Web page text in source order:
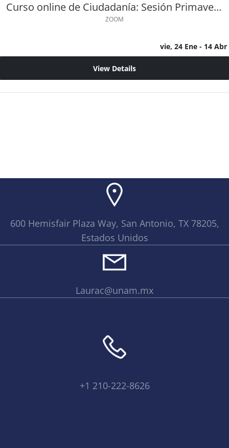
Curso online de Ciudadanía: Sesión Primavera 2025
ZOOM
vie, 24 Ene - 14 Abr
View Details
600 Hemisfair Plaza Way, San Antonio, TX 78205,
Estados Unidos
Laurac@unam.mx
+1 210-222-8626